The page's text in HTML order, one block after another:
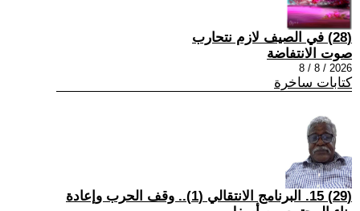
(28) في الصيف لازم نتحارب
صوت الانتفاضة
2026 / 8 / 8
كتابات ساخرة
(29) 15. البرنامج الانتقالي (1).. وقف الحرب وإعادة